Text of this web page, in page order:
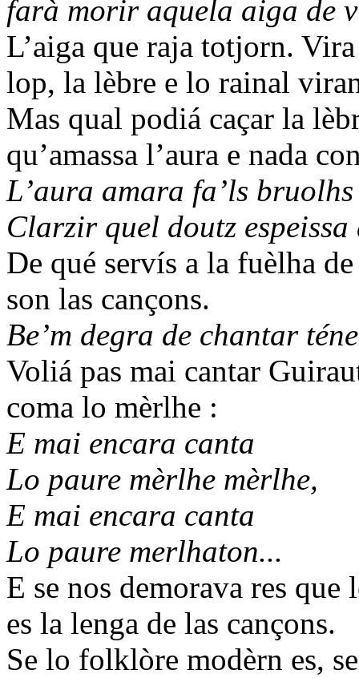
farà morir aquela aiga de
L’aiga que raja totjorn.
lop, la lèbre e lo rainal
Mas qual podiá caçar la
qu’amassa l’aura e nada
L’aura amara fa’ls
Clarzir quel doutz
De qué servís a la fuèlha
son las cançons.
Be’m degra de chantar
Voliá pas mai cantar
coma lo mèrlhe :
E mai encara canta
Lo paure mèrlhe mèrlhe,
E mai encara canta
Lo paure merlhaton...
E se nos demorava res que
es la lenga de las cançons.
Se lo folklòre modèrn es,